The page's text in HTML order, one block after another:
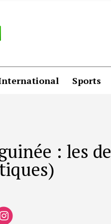
Sports
: les